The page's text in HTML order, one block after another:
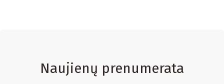
Naujienų prenumerata